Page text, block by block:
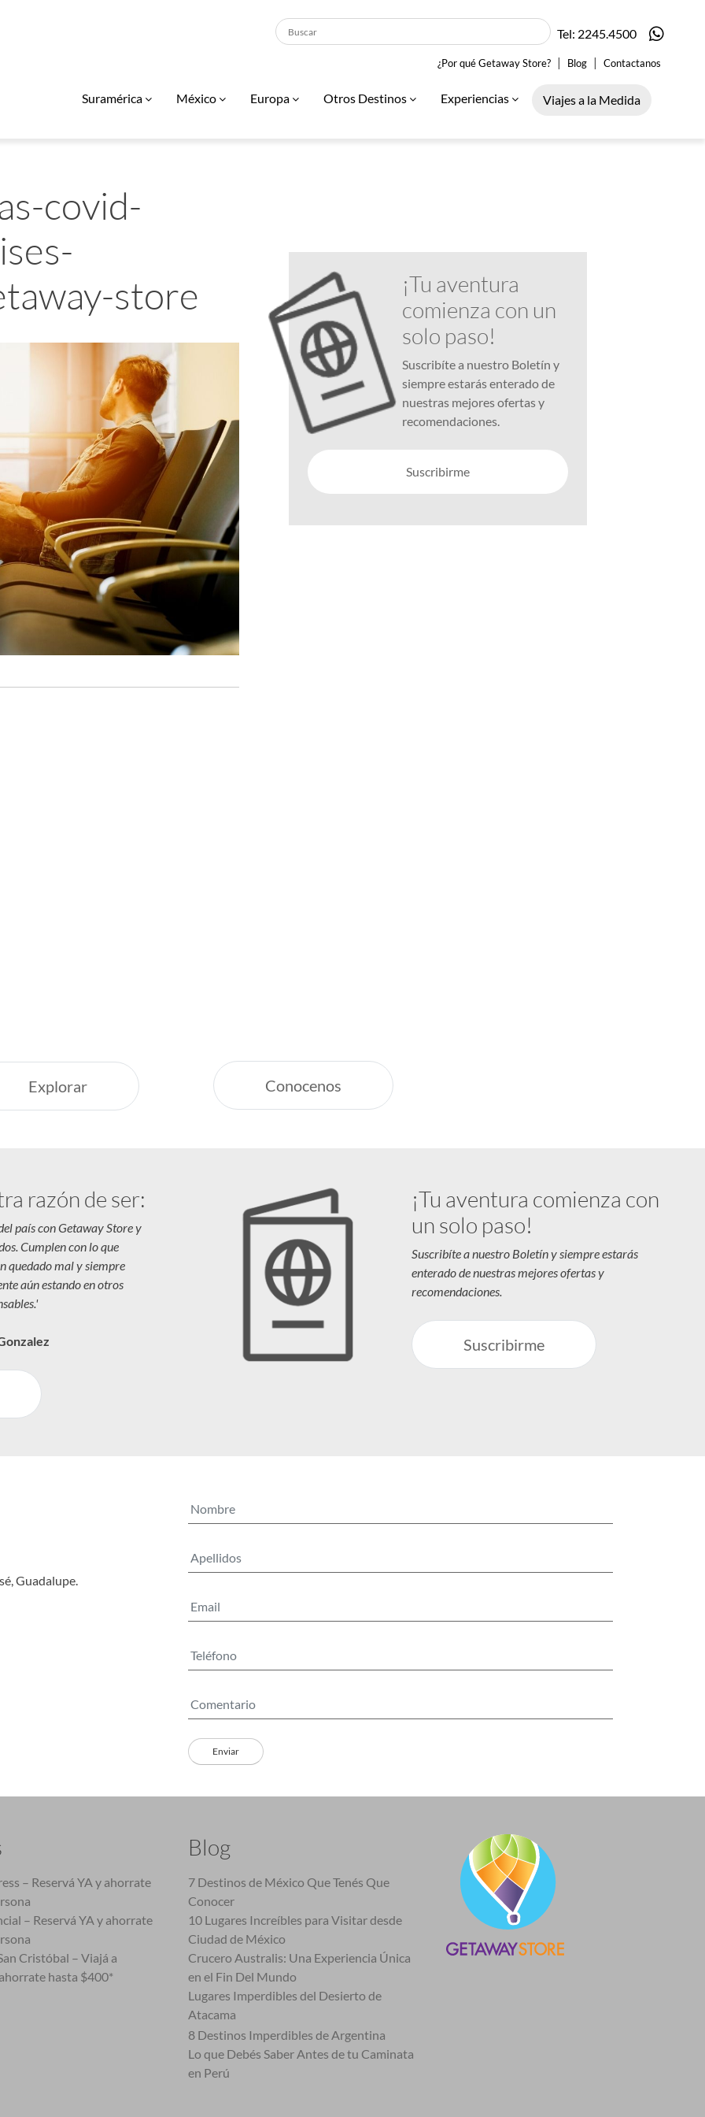
Tel: 2245.4500
¿Por qué Getaway Store? | Blog | Contactanos
Suramérica México Europa Otros Destinos Experiencias Viajes a la Medida
covid-
store
¡Tu aventura
comienza con un
solo paso!
Suscribíte a nuestro Boletín y
siempre estarás enterado de
nuestras mejores ofertas y
recomendaciones.
Suscribirme
Explorar Conocenos
razón de ser:
país con Getaway Store y
Cumplen con lo que
quedado mal y siempre
aún estando en otros
¡Tu aventura comienza con
un solo paso!
Suscribíte a nuestro Boletín y siempre estarás
enterado de nuestras mejores ofertas y
recomendaciones.
Suscribirme
Guadalupe.
– Reservá YA y ahorrate
– Reservá YA y ahorrate
Cristóbal – Viajá a
hasta $400*
Blog
7 Destinos de México Que Tenés Que
Conocer
10 Lugares Increíbles para Visitar desde
Ciudad de México
Crucero Australis: Una Experiencia Única
en el Fin Del Mundo
Lugares Imperdibles del Desierto de
Atacama
8 Destinos Imperdibles de Argentina
Lo que Debés Saber Antes de tu Caminata
en Perú